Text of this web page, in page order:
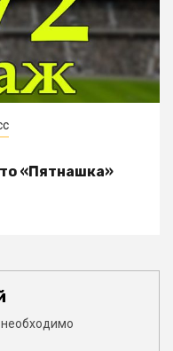
«Пятнашка»